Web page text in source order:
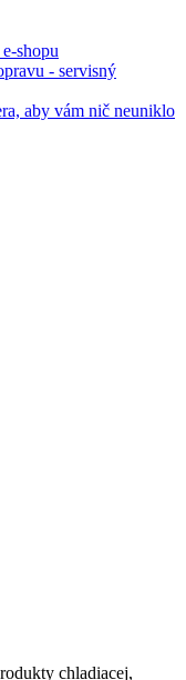
shopu
- servisný
aby vám nič neuniklo
chladiacej,